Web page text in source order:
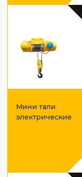
Мини тали
электрические